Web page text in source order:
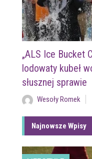
„ALS Ice Bucket
lodowaty kubeł
słusznej sprawie
Wesoły Romek
Najnowsze Wpisy